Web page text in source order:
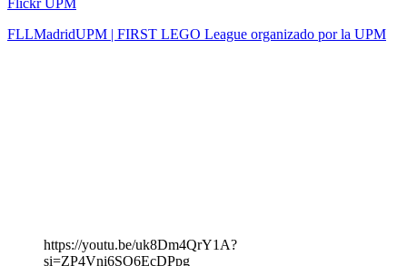
Flickr UPM
FLLMadridUPM | FIRST LEGO League organizado por la UPM
https://youtu.be/uk8Dm4QrY1A?
si=ZP4Vni6SO6EcDPpg